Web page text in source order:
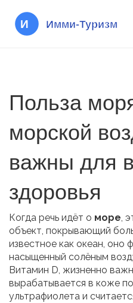
Польза
морской
важны для
здоровья
Когда речь идёт о море,
объект, покрывающий
известное как океан, оно
насыщенный солёным
Витамин D, жизненно
вырабатывается в коже
ультрафиолета и